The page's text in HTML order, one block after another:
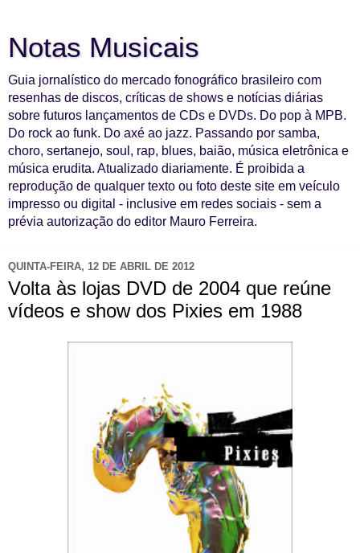
Notas Musicais
Guia jornalístico do mercado fonográfico brasileiro com
resenhas de discos, críticas de shows e notícias diárias
sobre futuros lançamentos de CDs e DVDs. Do pop à MPB.
Do rock ao funk. Do axé ao jazz. Passando por samba,
choro, sertanejo, soul, rap, blues, baião, música eletrônica e
música erudita. Atualizado diariamente. É proibida a
reprodução de qualquer texto ou foto deste site em veículo
impresso ou digital - inclusive em redes sociais - sem a
prévia autorização do editor Mauro Ferreira.
QUINTA-FEIRA, 12 DE ABRIL DE 2012
Volta às lojas DVD de 2004 que reúne
vídeos e show dos Pixies em 1988